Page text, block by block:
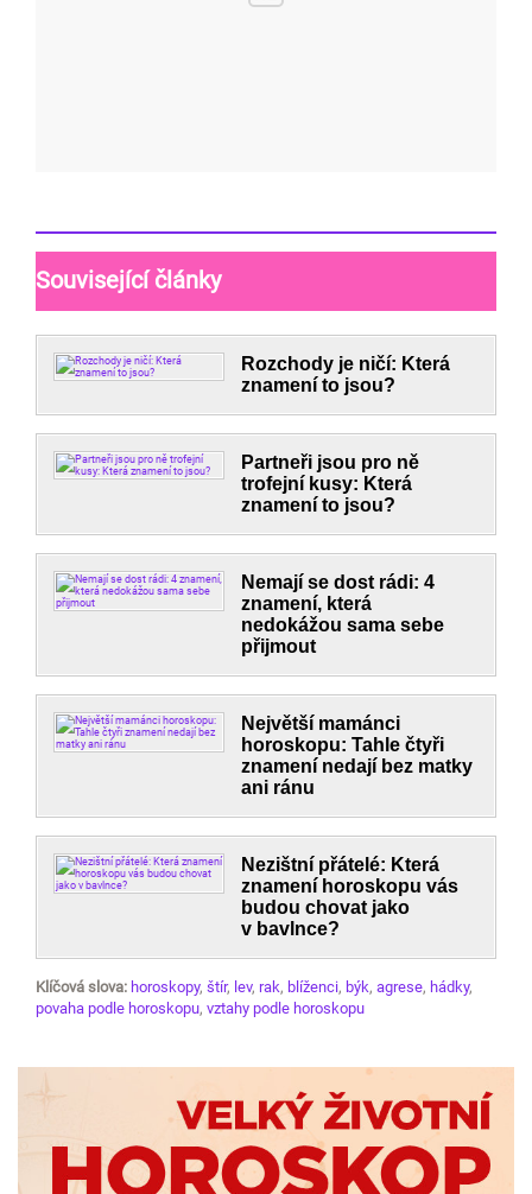
Související články
Rozchody je ničí: Která
znamení to jsou?
Partneři jsou pro ně
trofejní kusy: Která
znamení to jsou?
Nemají se dost rádi: 4
znamení, která
nedokážou sama sebe
přijmout
Největší mamánci
horoskopu: Tahle čtyři
znamení nedají bez matky
ani ránu
Nezištní přátelé: Která
znamení horoskopu vás
budou chovat jako
v bavlnce?
Klíčová slova: horoskopy, štír, lev, rak, blíženci, býk, agrese, hádky,
povaha podle horoskopu, vztahy podle horoskopu